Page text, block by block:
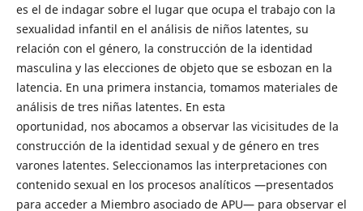
es el de indagar sobre el lugar que ocupa el trabajo con la
sexualidad infantil en el análisis de niños latentes, su
relación con el género, la construcción de la identidad
masculina y las elecciones de objeto que se esbozan en la
latencia. En una primera instancia, tomamos materiales de
análisis de tres niñas latentes. En esta
oportunidad, nos abocamos a observar las vicisitudes de la
construcción de la identidad sexual y de género en tres
varones latentes. Seleccionamos las interpretaciones con
contenido sexual en los procesos analíticos —presentados
para acceder a Miembro asociado de APU— para observar el